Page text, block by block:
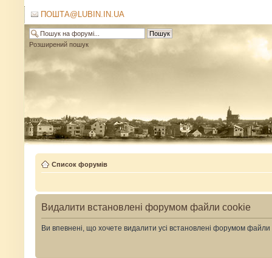
ПОШТА@LUBIN.IN.UA
Розширений пошук
Список форумів
Видалити встановлені форумом файли cookie
Ви впевнені, що хочете видалити усі встановлені форумом